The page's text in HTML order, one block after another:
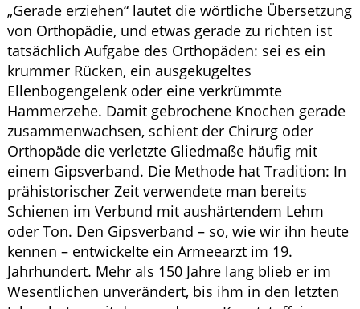
„Gerade erziehen“ lautet die wörtliche Übersetzung
von Orthopädie, und etwas gerade zu richten ist
tatsächlich Aufgabe des Orthopäden: sei es ein
krummer Rücken, ein ausgekugeltes
Ellenbogengelenk oder eine verkrümmte
Hammerzehe. Damit gebrochene Knochen gerade
zusammenwachsen, schient der Chirurg oder
Orthopäde die verletzte Gliedmaße häufig mit
einem Gipsverband. Die Methode hat Tradition: In
prähistorischer Zeit verwendete man bereits
Schienen im Verbund mit aushärtendem Lehm
oder Ton. Den Gipsverband – so, wie wir ihn heute
kennen – entwickelte ein Armeearzt im 19.
Jahrhundert. Mehr als 150 Jahre lang blieb er im
Wesentlichen unverändert, bis ihm in den letzten